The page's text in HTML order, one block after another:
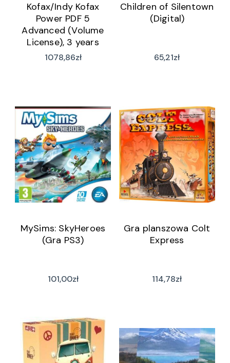
Kofax/Indy Kofax
Power PDF 5
Advanced (Volume
License), 3 years
(PPDTERM0390C3)
1078,86zł
Children of Silentown
(Digital)
65,21zł
MySims: SkyHeroes
(Gra PS3)
101,00zł
Gra planszowa Colt
Express
114,78zł